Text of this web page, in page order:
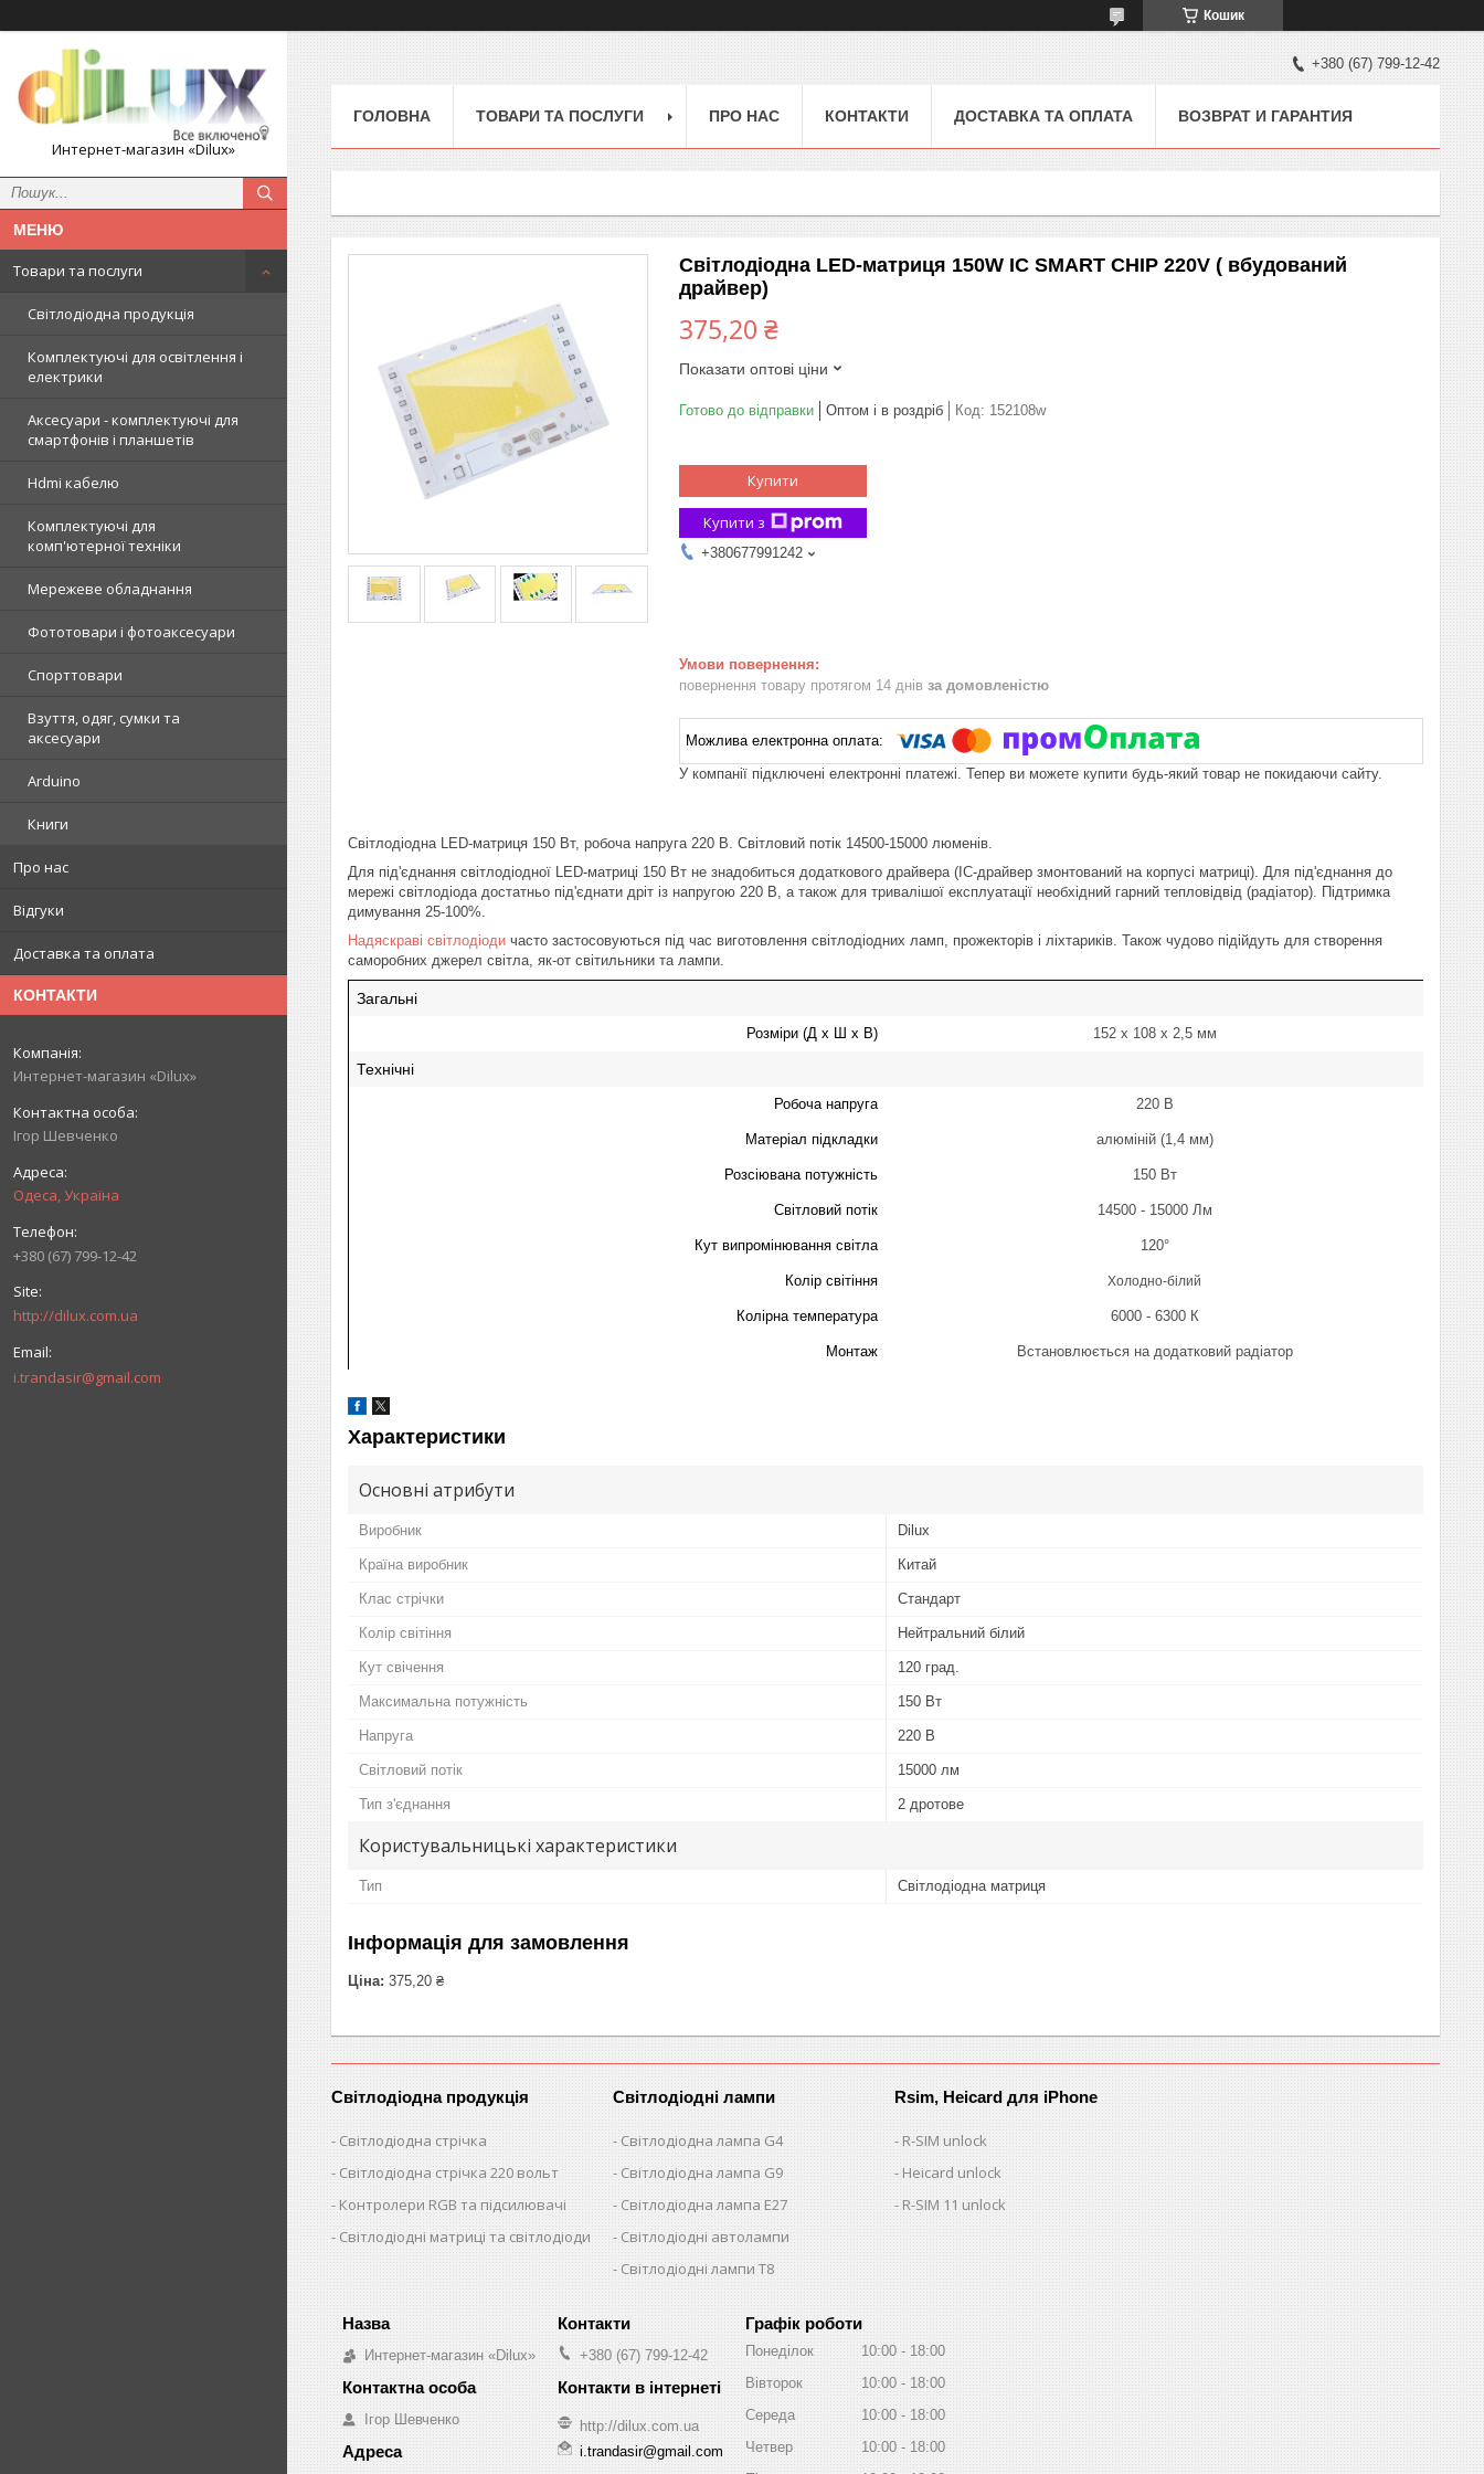
Кошик
Интернет-магазин «Dilux»
Товари та послуги
Світлодіодна продукція
Комплектуючі для освітлення і
електрики
Аксесуари - комплектуючі для
смартфонів і планшетів
Hdmi кабелю
Комплектуючі для
комп'ютерної техніки
Мережеве обладнання
Фототовари і фотоаксесуари
Спорттовари
Взуття, одяг, сумки та
аксесуари
Arduino
Книги
Про нас
Відгуки
Доставка та оплата
КОНТАКТИ
Интернет-магазин «Dilux»
Ігор Шевченко
Одеса, Україна
+380 (67) 799-12-42
http://dilux.com.ua
i.trandasir@gmail.com
+380 (67) 799-12-42
ГОЛОВНА ТОВАРИ ТА ПОСЛУГИ ПРО НАС КОНТАКТИ ДОСТАВКА ТА ОПЛАТА ВОЗВРАТ И ГАРАНТИЯ
Світлодіодна LED-матриця 150W IC SMART CHIP 220V ( вбудований
драйвер)
375,20 ₴
Показати оптові ціни
Готово до відправки Оптом і в роздріб Код: 152108w
Купити
Купити з
+380677991242
повернення товару протягом 14 днів за домовленістю
У компанії підключені електронні платежі. Тепер ви можете купити будь-який товар не покидаючи сайту.
Світлодіодна LED-матриця 150 Вт, робоча напруга 220 В. Світловий потік 14500-15000 люменів.
Для під'єднання світлодіодної LED-матриці 150 Вт не знадобиться додаткового драйвера (IC-драйвер змонтований на корпусі матриці). Для під'єднання до
мережі світлодіода достатньо під'єднати дріт із напругою 220 В, а також для тривалішої експлуатації необхідний гарний тепловідвід (радіатор). Підтримка
димування 25-100%.
Надяскраві світлодіоди часто застосовуються під час виготовлення світлодіодних ламп, прожекторів і ліхтариків. Також чудово підійдуть для створення
саморобних джерел світла, як-от світильники та лампи.
Загальні
Розміри (Д х Ш х В) 152 х 108 х 2,5 мм
Технічні
Робоча напруга 220 В
Матеріал підкладки алюміній (1,4 мм)
Розсіювана потужність 150 Вт
Світловий потік 14500 - 15000 Лм
Кут випромінювання світла 120°
Колір світіння Холодно-білий
Колірна температура 6000 - 6300 К
Монтаж Встановлюється на додатковий радіатор
Характеристики
Основні атрибути
Виробник Dilux
Країна виробник Китай
Клас стрічки Стандарт
Колір світіння Нейтральний білий
Кут свічення 120 град.
Максимальна потужність 150 Вт
Напруга 220 В
Світловий потік 15000 лм
Тип з'єднання 2 дротове
Користувальницькі характеристики
Тип Світлодіодна матриця
Інформація для замовлення
Ціна: 375,20 ₴
Світлодіодна продукція
Світлодіодна стрічка
Світлодіодна стрічка 220 вольт
Контролери RGB та підсилювачі
Світлодіодні матриці та світлодіоди
Світлодіодні лампи
Світлодіодна лампа G4
Світлодіодна лампа G9
Світлодіодна лампа E27
Світлодіодні автолампи
Світлодіодні лампи T8
Rsim, Heicard для iPhone
R-SIM unlock
Heicard unlock
R-SIM 11 unlock
Интернет-магазин «Dilux»
Ігор Шевченко
+380 (67) 799-12-42
http://dilux.com.ua
i.trandasir@gmail.com
Графік роботи
Понеділок 10:00
18:00
Вівторок
10:00
18:00
Середа
10:00
18:00
Четвер
10:00
18:00